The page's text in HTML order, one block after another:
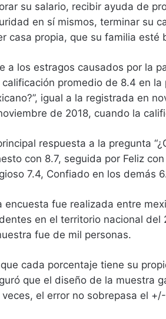
su salario, recibir ayuda de
en sí mismos, terminar su
casa propia, que su familia esté
a los estragos causados por la
calificación promedio de 8.4 en la
igual a la registrada en
de 2018, cuando la
respuesta a la pregunta
con 8.7, seguida por Feliz
7.4, Confiado en los demás
encuesta fue realizada entre
en el territorio nacional
fue de mil personas.
cada porcentaje tiene su
que el diseño de la muestra
veces, el error no sobrepasa el